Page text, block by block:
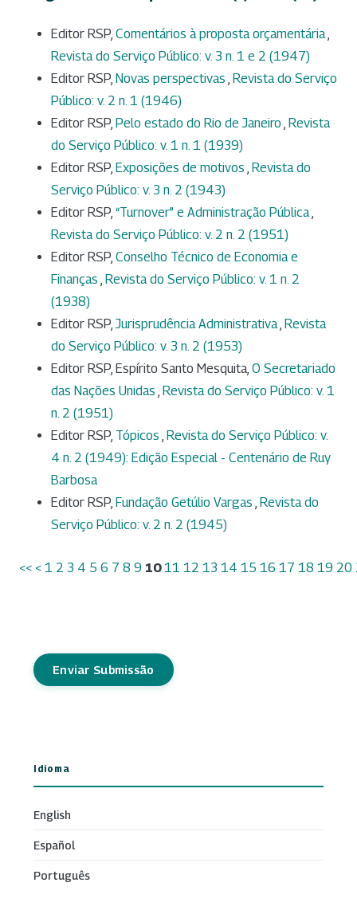
Editor RSP, Comentários à proposta orçamentária,
Revista do Serviço Público: v. 3 n. 1 e 2 (1947)
Editor RSP, Novas perspectivas , Revista do Serviço
Público: v. 2 n. 1 (1946)
Editor RSP, Pelo estado do Rio de Janeiro , Revista
do Serviço Público: v. 1 n. 1 (1939)
Editor RSP, Exposições de motivos , Revista do
Serviço Público: v. 3 n. 2 (1943)
Editor RSP, “Turnover” e Administração Pública,
Revista do Serviço Público: v. 2 n. 2 (1951)
Editor RSP, Conselho Técnico de Economia e
Finanças , Revista do Serviço Público: v. 1 n. 2
(1938)
Editor RSP,Jurisprudência Administrativa, Revista
do Serviço Público: v. 3 n. 2 (1953)
Editor RSP, Espírito Santo Mesquita, O Secretariado
das Nações Unidas , Revista do Serviço Público: v. 1
n. 2 (1951)
Editor RSP, Tópicos , Revista do Serviço Público: v.
4 n. 2 (1949): Edição Especial - Centenário de Ruy
Barbosa
Editor RSP, Fundação Getúlio Vargas , Revista do
Serviço Público: v. 2 n. 2 (1945)
<< < 1 2 3 4 5 6 7 8 9 10 11 12 13 14 15 16 17 18 19 20
Enviar Submissão
Idioma
English
Español
Português